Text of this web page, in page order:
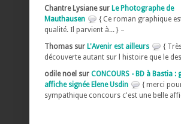
Chantre Lysiane sur Le Photographe de
Mauthausen
{ Ce roman graphique
qualité. Il parvient à... } –
Thomas sur L'Avenir est ailleurs
{
découverte autant sur l histoire que le
odile noel sur CONCOURS - BD à Bastia :
affiche signée Elene Usdin
{ merci
sympathique concours c'est une belle